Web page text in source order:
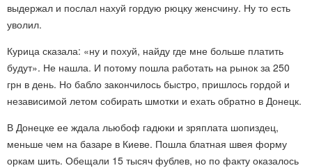
выдержал и послал нахуй гордую рюцку женсчину. Ну то есть
уволил.
Курица сказала: «ну и похуй, найду где мне больше платить
будут». Не нашла. И потому пошла работать на рынок за 250
грн в день. Но бабло закончилось быстро, пришлось гордой и
независимой летом собирать шмотки и ехать обратно в Донецк.
В Донецке ее ждала льюбоф гадюки и зряплата шопиздец,
меньше чем на базаре в Киеве. Пошла блатная швея форму
оркам шить. Обещали 15 тысяч фублев, но по факту оказалось